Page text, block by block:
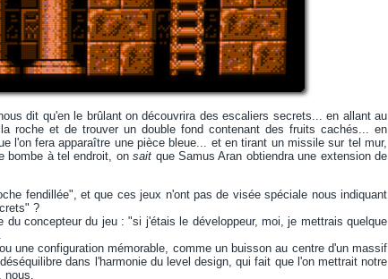
dit qu'en le brûlant on découvrira des escaliers secrets... en allant au
roche et de trouver un double fond contenant des fruits cachés... en
l'on fera apparaître une pièce bleue... et en tirant un missile sur tel mur,
bombe à tel endroit, onsait que Samus Aran obtiendra une extension de
fendillée", et que ces jeux n'ont pas de visée spéciale nous indiquant
?
concepteur du jeu : "si j'étais le développeur, moi, je mettrais quelque
une configuration mémorable, comme un buisson au centre d'un massif
dans l'harmonie du level design, qui fait que l'on mettrait notre
nous.